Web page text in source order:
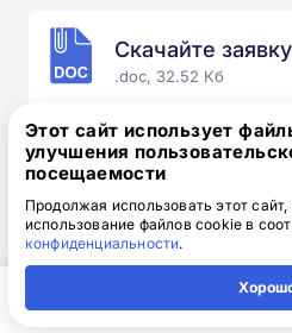
Скачайте
.doc, 32.52 Кб
Скачайте шаблон,
электронной почтеinfo@1-
Обязательно укажите
Наш специалист свяжется с
детали.
Этот сайт использует
улучшения
посещаемости
Продолжая использовать этот
использование файлов cookie в
конфиденциальности.